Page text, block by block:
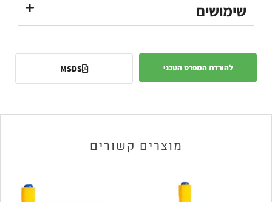
שימושים
להורדת המפרט הטכני MSDS
מוצרים קשורים